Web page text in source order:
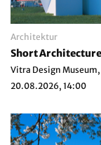
Architektur
Short
Vitra Design
20.08.2026, 14:00